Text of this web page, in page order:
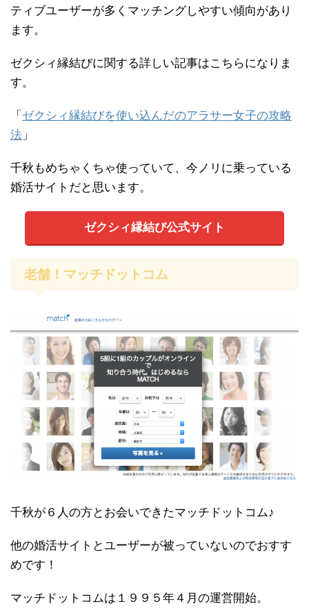
ティブユーザーが多くマッチングしやすい傾向があり
ます。
ゼクシィ縁結びに関する詳しい記事はこちらになりま
す。
「 ゼクシィ縁結びを使い込んだのアラサー女子の攻略
法 」
千秋もめちゃくちゃ使っていて、今ノリに乗っている
婚活サイトだと思います。
ゼクシィ縁結び公式サイト
老舗！マッチドットコム
千秋が６人の方とお会いできたマッチドットコム♪
他の婚活サイトとユーザーが被っていないのでおすす
めです！
マッチドットコムは１９９５年４月の運営開始。